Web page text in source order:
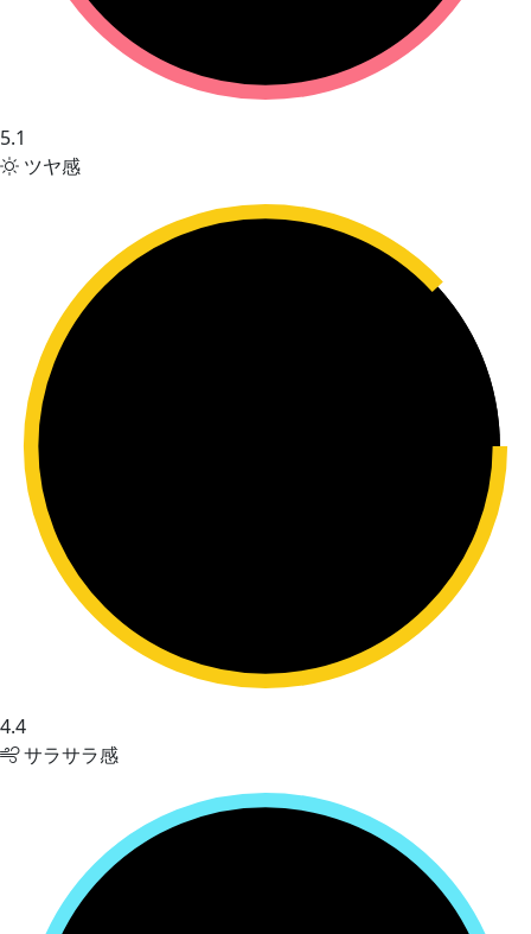
5.1
ツヤ感
4.4
サラサラ感